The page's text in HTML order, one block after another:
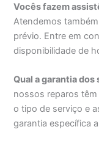
Vocês fazem
Atendemos
prévio. Entre em
disponibilidade de
Qual a garantia
nossos reparos
o tipo de serviço e
garantia específica